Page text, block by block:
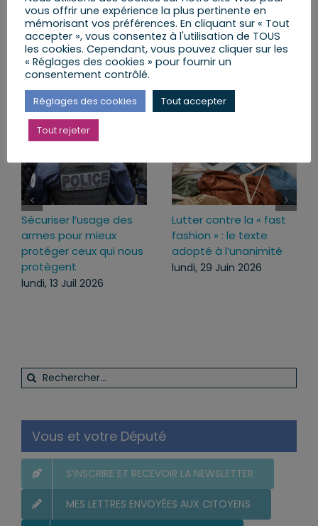
Facebook
X LinkedInEmail
Articles similaires
Sécuriser l’usage des
armes pour mieux
protéger ceux qui nous
protègent
lundi, 13 Juil 2026
Lutter contre la « fast
fashion » : le texte
adopté à l’unanimité
lundi, 29 Juin 2026
Rechercher:
Vous et votre Député
S’INSCRIRE ET RECEVOIR LA NEWSLETTER
MES LETTRES ENVOYÉES AUX CITOYENS
vous offrir une expérience la plus pertinente en
mémorisant vos préférences. En cliquant sur « Tout
accepter », vous consentez à l'utilisation de TOUS
les cookies. Cependant, vous pouvez cliquer sur les
« Réglages des cookies » pour fournir un
consentement contrôlé.
Réglages des cookies Tout accepter
Tout rejeter